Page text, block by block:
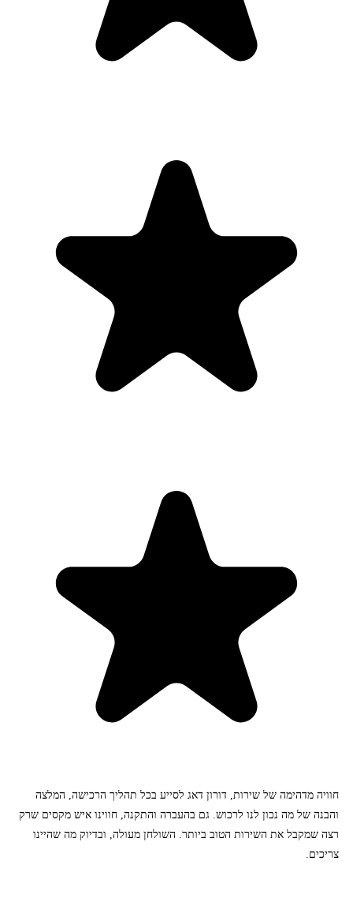
חוויה מדהימה של שירות, דורון דאג לסייע בכל תהליך הרכישה, המלצה
והבנה של מה נכון לנו לרכוש. גם בהעברה והתקנה, חווינו איש מקסים שרק
רצה שמקבל את השירות הטוב ביותר. השולחן מעולה, ובדיוק מה שהיינו
צריכים.